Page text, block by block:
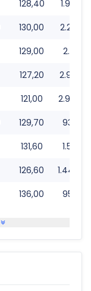
128,40
130,00
129,00
127,20
121,00
129,70
131,60
126,60
136,00